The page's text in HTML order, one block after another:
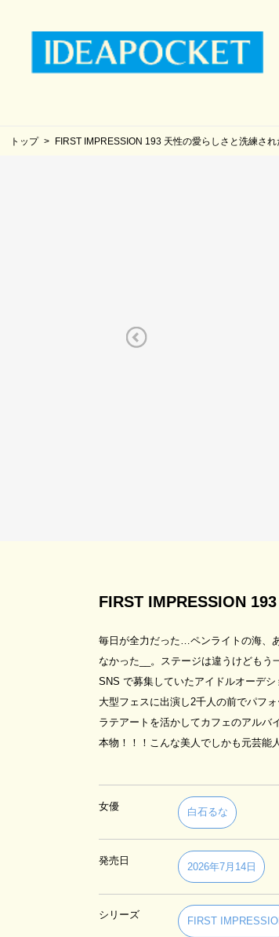
トップ FIRST IMPRESSION 193 天性の愛らしさと洗練さ
FIRST IMPRESSION
毎日が全力だった…ペンライトの海、
なかった__。ステージは違うけどもう
SNS で募集していたアイドルオーデ
大型フェスに出演し2千人の前でパフ
ラテアートを活かしてカフェのアルバ
本物！！！こんな美人でしかも元芸能
女優
白石るな
発売日
2026年7月14日
シリーズ
FIRST